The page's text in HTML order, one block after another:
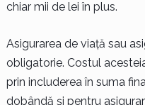
chiar mii de lei în plus.
Asigurarea de viață sau
obligatorie. Costul
prin includerea în suma
dobândă și pentru